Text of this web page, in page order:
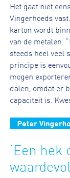
Het gaat niet
Vingerhoeds
karton wordt
van de metalen.
steeds heel veel
principe is
mogen
dalen, omdat er
capaciteit is.
Peter
‘Een